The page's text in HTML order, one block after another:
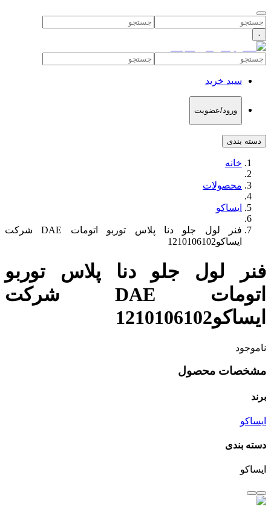
۰
سبد خرید
ورود/عضویت
دسته بندی
خانه
محصولات
ایساکو
فنر لول جلو دنا پلاس توربو اتومات DAE شرکت
ایساکو1210106102
فنر لول جلو دنا پلاس توربو
اتومات DAE شرکت
ایساکو1210106102
ناموجود
مشخصات محصول
برند
ایساکو
دسته بندی
ایساکو